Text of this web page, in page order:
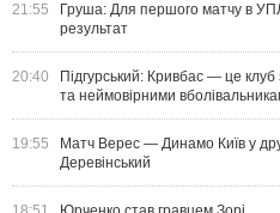
21:55
Груша: Для першого матчу в
результат
20:40
Підгурський: Кривбас — це
та неймовірними
19:55
Матч Верес — Динамо Київ у
Деревінський